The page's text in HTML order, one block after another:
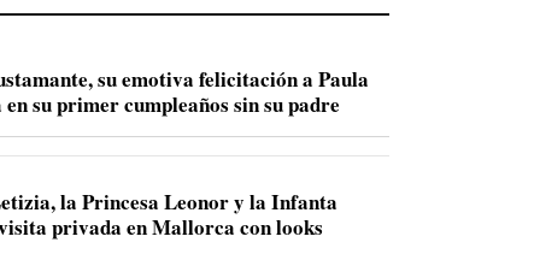
su emotiva felicitación a Paula
su primer cumpleaños sin su padre
la Princesa Leonor y la Infanta
privada en Mallorca con looks